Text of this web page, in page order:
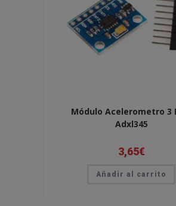
Módulo Acelerometro 3
Adxl345
3,65€
Añadir al carrito